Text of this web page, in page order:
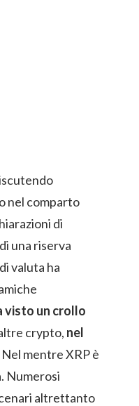
nel comparto
di
una riserva
valuta ha
visto un crollo
crypto, nel
Nel mentre XRP è
Numerosi
altrettanto